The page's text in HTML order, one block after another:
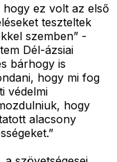
ez volt az első
teszteltek
szemben” -
Dél-ázsiai
bárhogy is
hogy mi fog
védelmi
hogy
alacsony